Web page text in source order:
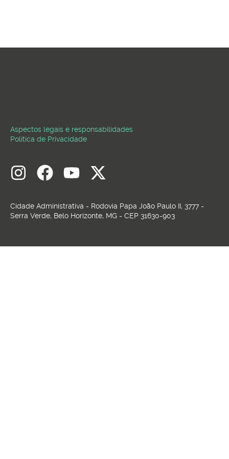
Aspectos legais e responsabilidades
Política de Privacidade
Cidade Administrativa - Rodovia Papa João Paulo II, 3777 -
Serra Verde, Belo Horizonte, MG - CEP 31630-903